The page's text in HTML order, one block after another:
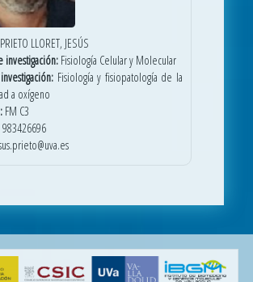
PRIETO LLORET, JESÚS
investigación: Fisiología Celular y Molecular
Fisiología y fisiopatología de la
a oxígeno
FM C3
983426696